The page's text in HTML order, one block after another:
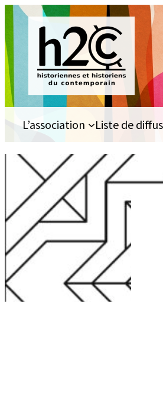
Aller
au
contenu
L’association Liste de